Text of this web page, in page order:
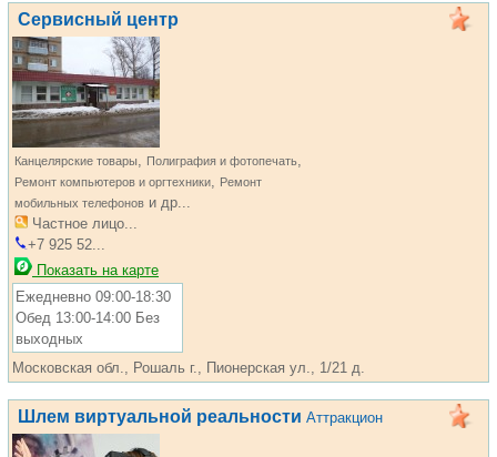
Сервисный центр
Канцелярские товары, Полиграфия и фотопечать,
Ремонт компьютеров и оргтехники, Ремонт
мобильных телефонов и др...
Частное лицо...
+7 925 52...
Показать на карте
Ежедневно 09:00-18:30
Обед 13:00-14:00 Без
выходных
Московская обл., Рошаль г., Пионерская ул., 1/21 д.
Шлем виртуальной реальности Аттракцион